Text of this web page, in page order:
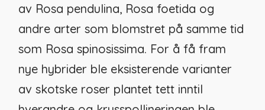
av Rosa pendulina, Rosa foetida og
andre arter som blomstret på samme tid
som Rosa spinosissima. For å få fram
nye hybrider ble eksisterende varianter
av skotske roser plantet tett inntil